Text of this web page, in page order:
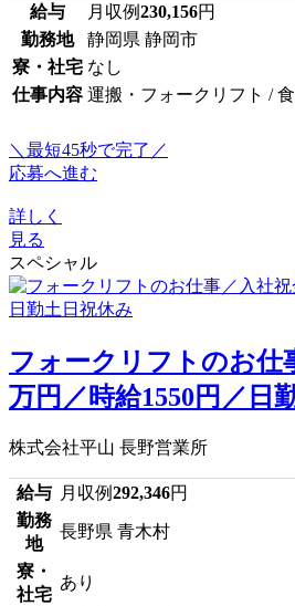
給与 月収例230,156円
勤務地
静岡県 静岡市
寮・社宅 なし
仕事内容 運搬・フォークリフト /
＼最短45秒で完了／
応募へ進む
詳しく
見る
スペシャル
フォークリフトのお仕
万円／時給1550円／日
株式会社平山 長野営業所
給与 月収例292,346円
勤務
地
長野県 青木村
寮・
社宅
あり